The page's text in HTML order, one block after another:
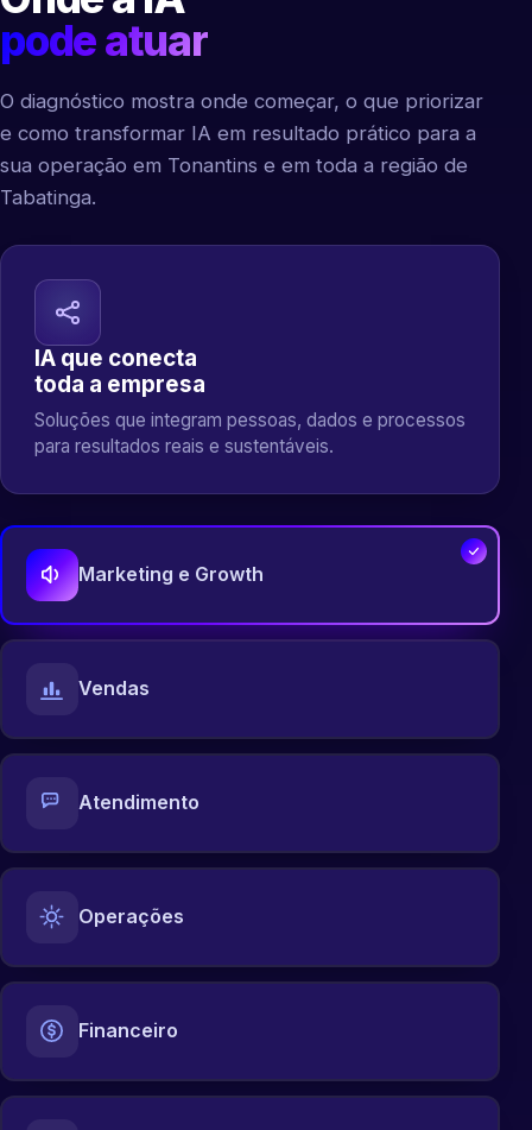
pode atuar
O diagnóstico mostra onde começar, o que priorizar
e como transformar IA em resultado prático para a
sua operação em Tonantins e em toda a região de
Tabatinga.
IA que conecta
toda a empresa
Soluções que integram pessoas, dados e processos
para resultados reais e sustentáveis.
Marketing e Growth
Vendas
Atendimento
Operações
Financeiro